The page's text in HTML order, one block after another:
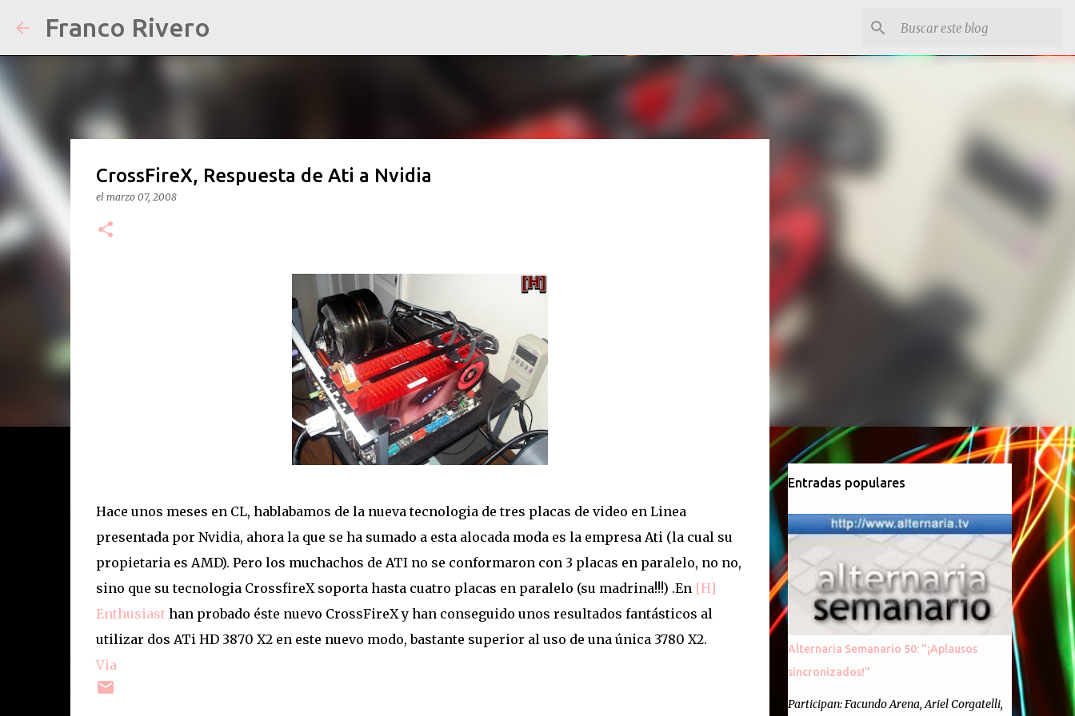
Franco Rivero
CrossFireX, Respuesta de Ati a Nvidia
el marzo 07, 2008
Hace unos meses en CL, hablabamos de la nueva tecnologia de tres placas de video en Linea
presentada por Nvidia, ahora la que se ha sumado a esta alocada moda es la empresa Ati (la cual su
propietaria es AMD). Pero los muchachos de ATI no se conformaron con 3 placas en paralelo, no no,
sino que su tecnologia CrossfireX soporta hasta cuatro placas en paralelo (su madrina!!!) .En [H]
Enthusiasthan probado éste nuevo CrossFireX y han conseguido unos resultados fantásticos al
utilizar dos ATi HD 3870 X2 en este nuevo modo, bastante superior al uso de una única 3780 X2.
Via
Entradas populares
Alternaria Semanario 50: "¡Aplausos
sincronizados!"
Participan: Facundo Arena, Ariel Corgatelli,